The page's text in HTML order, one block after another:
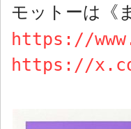
モットーは《
https://
https://